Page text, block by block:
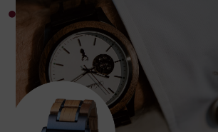
• Beratung •